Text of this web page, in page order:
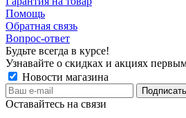
Помощь
Обратная связь
Вопрос-ответ
Будьте всегда в курсе!
Узнавайте о скидках и акциях
Новости магазина
Оставайтесь на связи